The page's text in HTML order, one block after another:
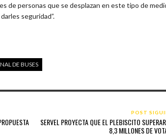
de personas que se desplazan en este tipo de
seguridad”.
DE BUSES
POST
SERVEL PROYECTA QUE EL PLEBISCITO
8,3 MILLONES DE